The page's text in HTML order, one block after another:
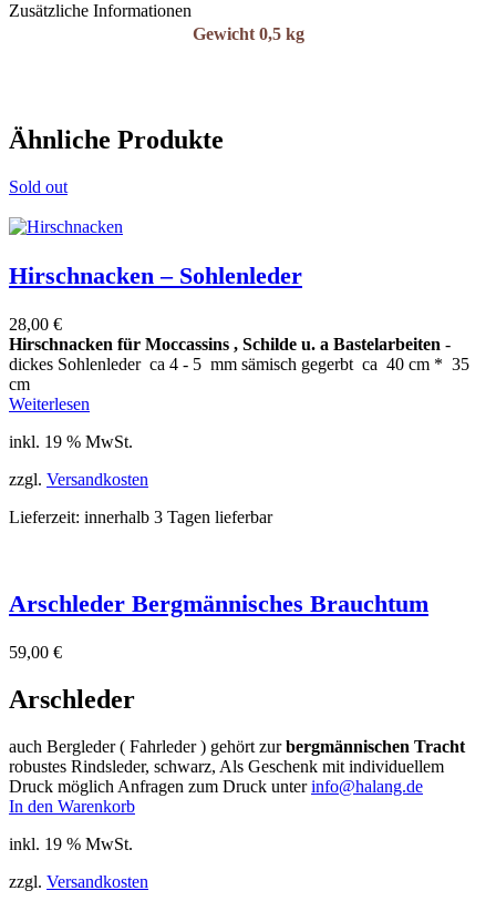
Zusätzliche Informationen
Gewicht 0,5 kg
Ähnliche Produkte
Sold out
Hirschnacken – Sohlenleder
28,00 €
Hirschnacken für Moccassins , Schilde u. a Bastelarbeiten -
dickes Sohlenleder ca 4 - 5 mm sämisch gegerbt ca 40 cm * 35
cm
Weiterlesen
inkl. 19 % MwSt.
zzgl. Versandkosten
Lieferzeit: innerhalb 3 Tagen lieferbar
Arschleder Bergmännisches Brauchtum
59,00 €
Arschleder
auch Bergleder ( Fahrleder ) gehört zurbergmännischen Tracht
robustes Rindsleder, schwarz, Als Geschenk mit individuellem
Druck möglich Anfragen zum Druck unterinfo@halang.de
In den Warenkorb
inkl. 19 % MwSt.
zzgl. Versandkosten